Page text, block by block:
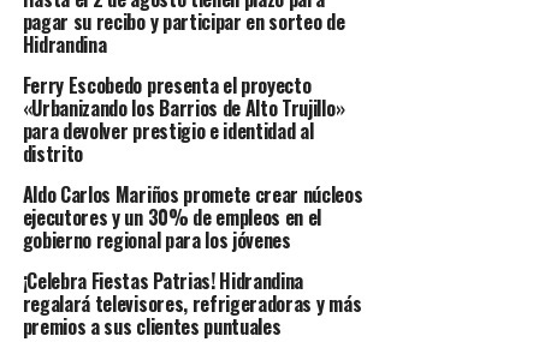
La empresa también alertó sobre la instalación de
en postes y subestaciones eléctricas, especialmente en
el actual contexto electoral. Esta práctica, además de
estar prohibida, incrementa el riesgo de accidentes
eléctricos y afecta la infraestructura del servicio
público.
cualquier construcción irregular o instalación de
propaganda cerca de redes eléctricas a través de sus
pagar su recibo y participar en sorteo de
Hidrandina
Ferry Escobedo presenta el proyecto
«Urbanizando los Barrios de Alto Trujillo»
para devolver prestigio e identidad al
distrito
Aldo Carlos Mariños promete crear núcleos
ejecutores y un 30% de empleos en el
gobierno regional para los jóvenes
¡Celebra Fiestas Patrias! Hidrandina
regalará televisores, refrigeradoras y más
premios a sus clientes puntuales